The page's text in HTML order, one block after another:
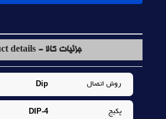
جزئیات کالا - Product details
روش اتصال Dip
پکيج DIP-4